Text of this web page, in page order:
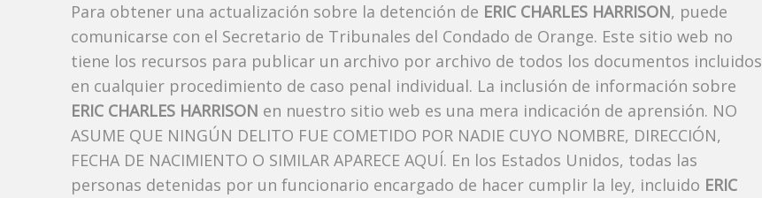
Para obtener una actualización sobre la detención de ERIC CHARLES HARRISON, puede
comunicarse con el Secretario de Tribunales del Condado de Orange. Este sitio web no
tiene los recursos para publicar un archivo por archivo de todos los documentos incluidos
en cualquier procedimiento de caso penal individual. La inclusión de información sobre
ERIC CHARLES HARRISON en nuestro sitio web es una mera indicación de aprensión. NO
ASUME QUE NINGÚN DELITO FUE COMETIDO POR NADIE CUYO NOMBRE, DIRECCIÓN,
FECHA DE NACIMIENTO O SIMILAR APARECE AQUÍ. En los Estados Unidos, todas las
personas detenidas por un funcionario encargado de hacer cumplir la ley, incluido ERIC